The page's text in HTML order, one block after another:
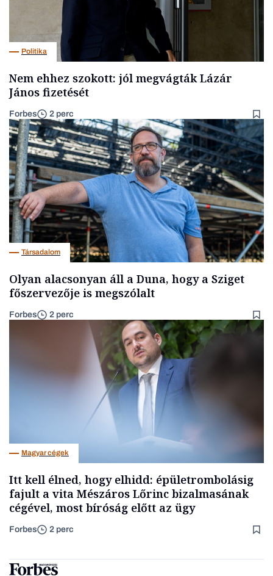
Politika
Nem ehhez szokott: jól megvágták Lázár
János fizetését
Forbes 2 perc
Társadalom
Olyan alacsonyan áll a Duna, hogy a Sziget
főszervezője is megszólalt
Forbes 2 perc
Magyar cégek
Itt kell élned, hogy elhidd: épületrombolásig
fajult a vita Mészáros Lőrinc bizalmasának
cégével, most bíróság előtt az ügy
Forbes 2 perc